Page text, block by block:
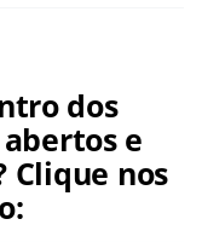
dos
e
Clique nos